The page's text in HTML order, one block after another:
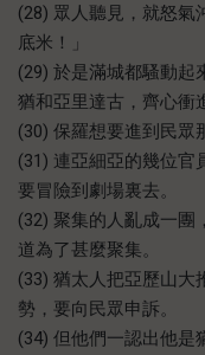
(28) 眾人聽見，就怒氣
底米！」
(29) 於是滿城都騷動起
猶和亞里達古，齊心衝
(30) 保羅想要進到民眾
(31) 連亞細亞的幾位官
要冒險到劇場裏去。
(32) 聚集的人亂成一團
道為了甚麼聚集。
(33) 猶太人把亞歷山大
勢，要向民眾申訴。
(34) 但他們一認出他是